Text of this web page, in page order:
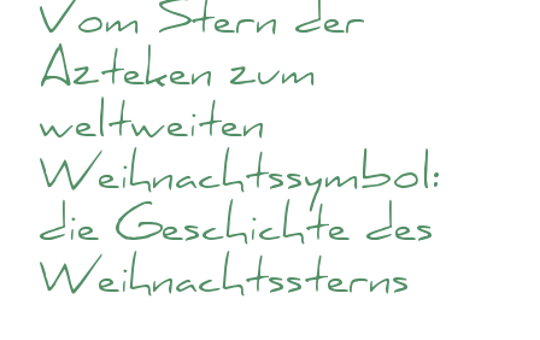
Vom Stern der
Azteken zum
weltweiten
Weihnachtssymbol:
die Geschichte des
Weihnachtssterns